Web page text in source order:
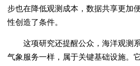
步也在降低观测成本，数据共享更加
性创造了条件。
这项研究还提醒公众，海洋观测系
气象服务一样，属于关键基础设施。